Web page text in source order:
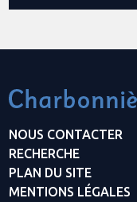
NOUS CONTACTER
RECHERCHE
PLAN DU SITE
MENTIONS LÉGALES